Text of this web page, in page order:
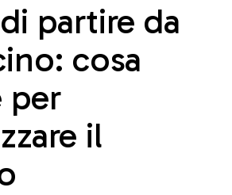
partire da
cosa
per
il